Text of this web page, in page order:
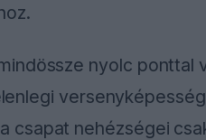
nyolc ponttal
csapat nehézségei